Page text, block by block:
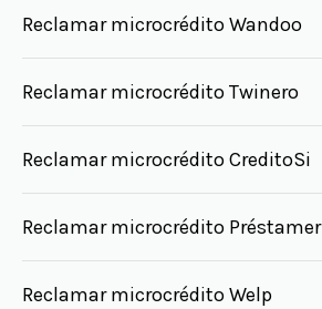
Reclamar microcrédito Wandoo
Reclamar microcrédito Twinero
Reclamar microcrédito CreditoSi
Reclamar microcrédito Préstamer
Reclamar microcrédito Welp